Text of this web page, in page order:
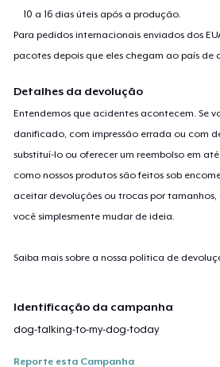
10 a 16 dias úteis após a produção.
Para pedidos internacionais enviados dos
pacotes depois que eles chegam ao país de
Detalhes da devolução
Entendemos que acidentes acontecem. Se
danificado, com impressão errada ou com
substituí-lo ou oferecer um reembolso em
como nossos produtos são feitos sob
aceitar devoluções ou trocas por tamanhos,
você simplesmente mudar de ideia.
Saiba mais sobre a nossa política de
Identificação da campanha
dog-talking-to-my-dog-today
Reporte esta Campanha